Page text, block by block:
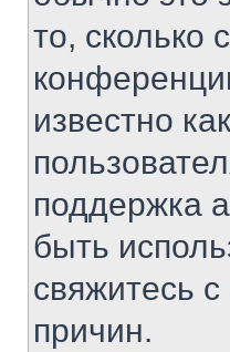
то, сколько
известно
поддержка
быть
свяжитесь
причин.